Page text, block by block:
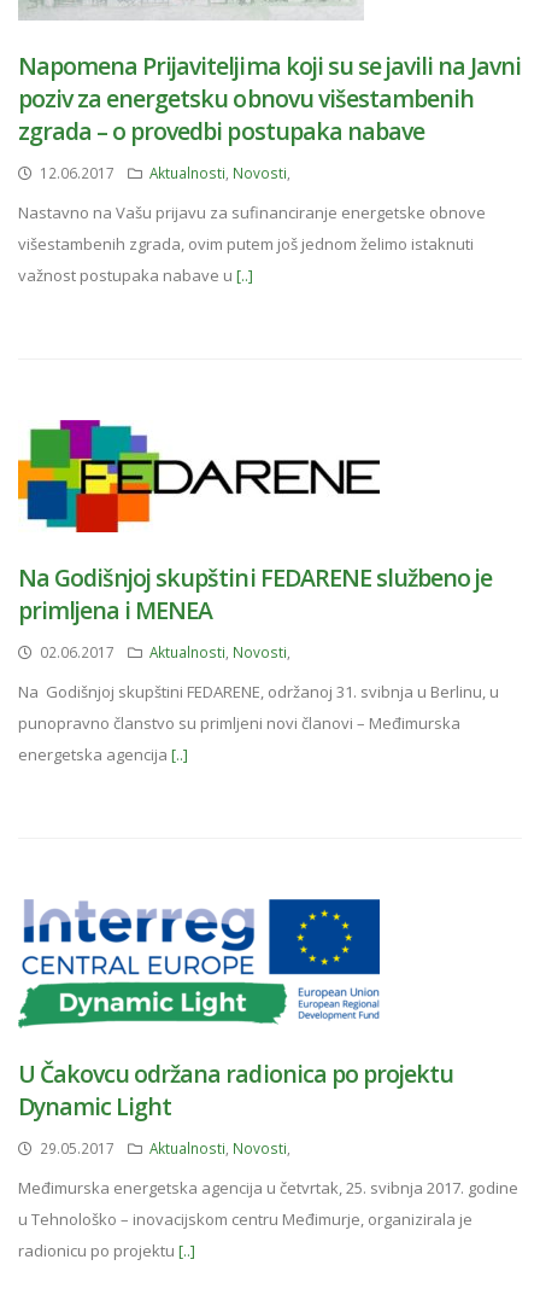
Napomena Prijaviteljima koji su se javili na Javni
poziv za energetsku obnovu višestambenih
zgrada – o provedbi postupaka nabave
12.06.2017 Aktualnosti Novosti
Nastavno na Vašu prijavu za sufinanciranje energetske obnove
višestambenih zgrada, ovim putem još jednom želimo istaknuti
važnost postupaka nabave u [..]
Na Godišnjoj skupštini FEDARENE službeno je
primljena i MENEA
02.06.2017 Aktualnosti Novosti
Na Godišnjoj skupštini FEDARENE, održanoj 31. svibnja u Berlinu, u
punopravno članstvo su primljeni novi članovi – Međimurska
energetska agencija [..]
U Čakovcu održana radionica po projektu
Dynamic Light
29.05.2017 Aktualnosti Novosti
Međimurska energetska agencija u četvrtak, 25. svibnja 2017. godine
u Tehnološko – inovacijskom centru Međimurje, organizirala je
radionicu po projektu [..]